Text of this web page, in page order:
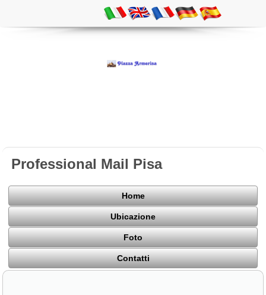
Professional Mail Pisa
Home
Ubicazione
Foto
Contatti